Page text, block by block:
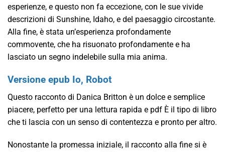
esperienze, e questo non fa eccezione, con le sue vivide
descrizioni di Sunshine, Idaho, e del paesaggio circostante.
Alla fine, è stata un’esperienza profondamente
commovente, che ha risuonato profondamente e ha
lasciato un segno indelebile sulla mia anima.
Versione epub Io, Robot
Questo racconto di Danica Britton è un dolce e semplice
piacere, perfetto per una lettura rapida e pdf È il tipo di libro
che ti lascia con un senso di contentezza e pronto per altro.
Nonostante la promessa iniziale, il racconto alla fine si è